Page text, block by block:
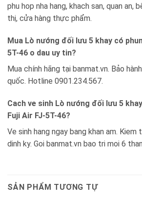
phu hop nha hang, khach san, quan an,
thị, cửa hàng thực phẩm.
Mua Lò nướng đối lưu 5 khay có
5T-46 o dau uy tin?
Mua chính hãng tại banmat.vn. Bảo
quốc. Hotline 0901.234.567.
Cach ve sinh Lò nướng đối lưu 5
Fuji Air FJ-5T-46?
Ve sinh hang ngay bang khan am. Kiem
dinh ky. Goi banmat.vn bao tri moi 6
SẢN PHẨM TƯƠNG TỰ